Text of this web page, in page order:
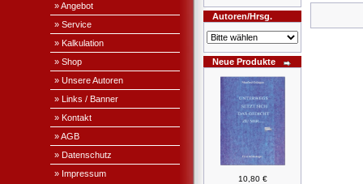
» Angebot
» Service
» Kalkulation
» Shop
» Unsere Autoren
» Links / Banner
» Kontakt
» AGB
» Datenschutz
» Impressum
Autoren/Hrsg.
Neue Produkte
10,80 €